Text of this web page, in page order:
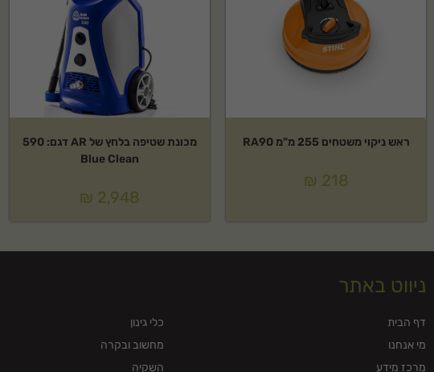
ראש ניקוי משטחים 255 מ"מ RA90
₪ 218
מכונת שטיפה בלחץ של AR דגם: 590
Blue Clean
₪ 2,948
ניווט באתר
דף הבית
מי אנחנו
מרכז מידע
כלי גינון
מחשוב ובקרה
השקיה